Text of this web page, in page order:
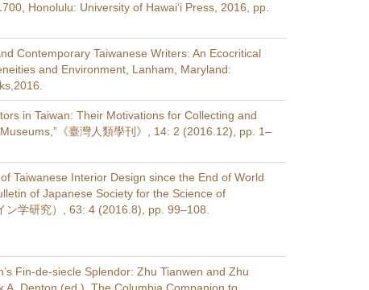
Honolulu: University of Hawai‘i Press, 2016, pp.
Contemporary Taiwanese Writers: An Ecocritical
and Environment, Lanham, Maryland:
in Taiwan: Their Motivations for Collecting and
《臺灣人類學刊》, 14: 2 (2016.12), pp. 1–
Taiwanese Interior Design since the End of World
of Japanese Society for the Science of
ン学研究）, 63: 4 (2016.8), pp. 99–108.
Fin-de-siecle Splendor: Zhu Tianwen and Zhu